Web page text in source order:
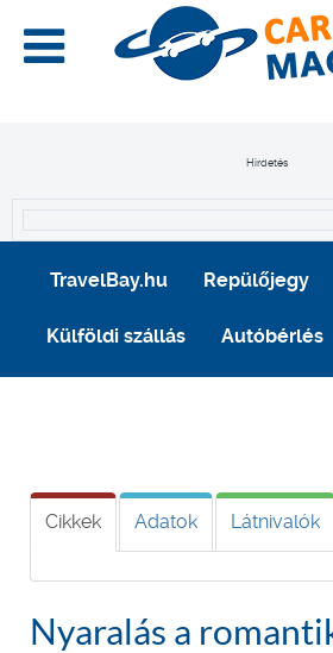
Hirdetés
TravelBay.hu Repülőjegy
Külföldi szállás Autóbérlés
Cikkek Adatok Látnivalók
Nyaralás a